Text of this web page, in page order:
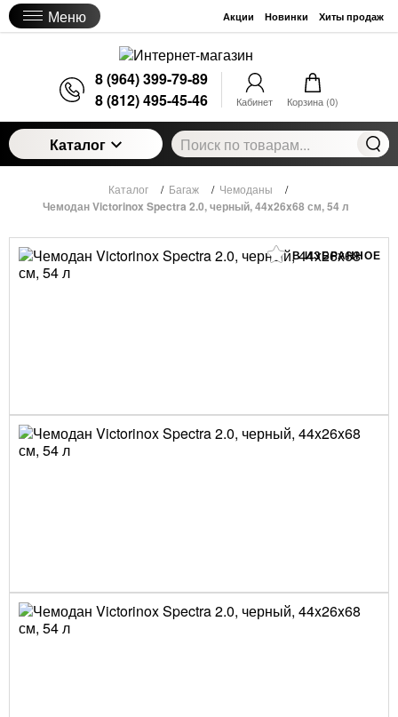
Меню Акции Новинки Хиты продаж
8 (964) 399-79-89
8 (812) 495-45-46
Кабинет Корзина (0)
Каталог
Каталог / Багаж / Чемоданы /
Чемодан Victorinox Spectra 2.0, черный, 44x26x68 см, 54 л
В ИЗБРАННОЕ